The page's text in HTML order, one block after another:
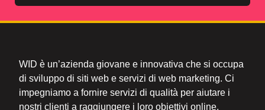
WID è un’azienda giovane e innovativa che si occupa
di sviluppo di siti web e servizi di web marketing. Ci
impegniamo a fornire servizi di qualità per aiutare i
nostri clienti a raggiungere i loro obiettivi online.